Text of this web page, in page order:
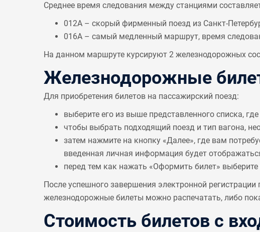
Среднее время следования между станциями
012А – скорый фирменный поезд из Санкт-
016А – самый медленный маршрут, время
На данном маршруте курсируют 2 железнодорожных
Железнодорожные
Для приобретения билетов на пассажирский поезд:
выберите его из выше представленного списка,
чтобы выбрать подходящий поезд и тип вагона,
затем нажмите на кнопку «Далее», где вам
введенная личная информация будет
перед тем как нажать «Оформить билет»
После успешного завершения электронной
железнодорожные билеты можно распечатать, либо
Стоимость билетов с